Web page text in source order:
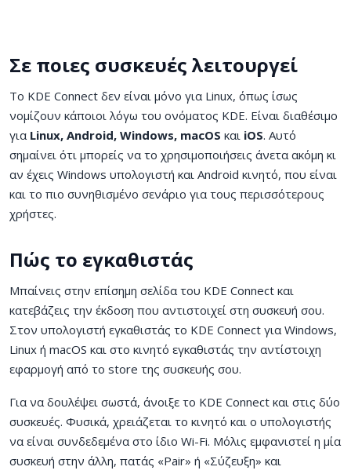
Σε ποιες συσκευές λειτουργεί
Το KDE Connect δεν είναι μόνο για Linux, όπως ίσως
νομίζουν κάποιοι λόγω του ονόματος KDE. Είναι διαθέσιμο
για Linux, Android, Windows, macOS και iOS. Αυτό
σημαίνει ότι μπορείς να το χρησιμοποιήσεις άνετα ακόμη κι
αν έχεις Windows υπολογιστή και Android κινητό, που είναι
και το πιο συνηθισμένο σενάριο για τους περισσότερους
χρήστες.
Πώς το εγκαθιστάς
Μπαίνεις στην επίσημη σελίδα του KDE Connect και
κατεβάζεις την έκδοση που αντιστοιχεί στη συσκευή σου.
Στον υπολογιστή εγκαθιστάς το KDE Connect για Windows,
Linux ή macOS και στο κινητό εγκαθιστάς την αντίστοιχη
εφαρμογή από το store της συσκευής σου.
Για να δουλέψει σωστά, άνοιξε το KDE Connect και στις δύο
συσκευές. Φυσικά, χρειάζεται το κινητό και ο υπολογιστής
να είναι συνδεδεμένα στο ίδιο Wi-Fi. Μόλις εμφανιστεί η μία
συσκευή στην άλλη, πατάς «Pair» ή «Σύζευξη» και